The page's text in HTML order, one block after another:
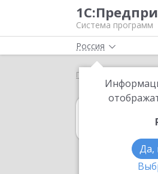
Система программ
Россия
Да,
Главная
в